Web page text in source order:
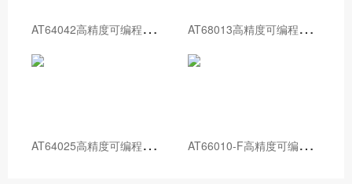
A
T64042高精度可编程直流电源 A
T68013高精度可编程直流电源
A
T64025高精度可编程直流电源 A
T66010-F高精度可编程直流电源